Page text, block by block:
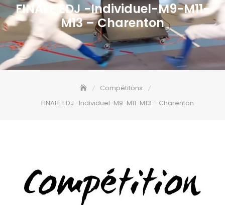
FINALE EDJ -Individuel-M9-M11-
M13 – Charenton
Compétitons
FINALE EDJ -Individuel-M9-M11-M13 – Charenton